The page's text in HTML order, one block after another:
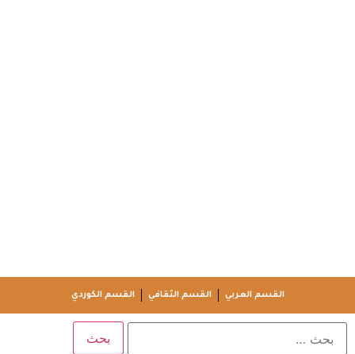
القسم العربي القسم الثقافي القسم الكوردي